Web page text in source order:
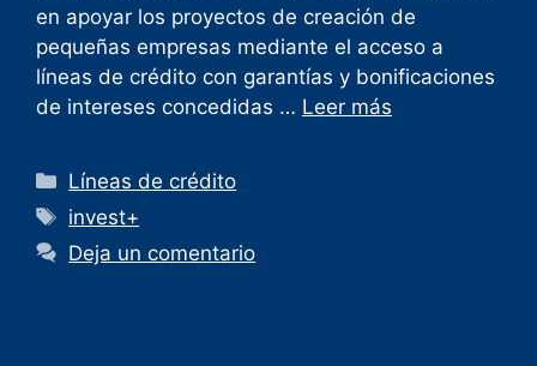
en apoyar los proyectos de creación de
pequeñas empresas mediante el acceso a
líneas de crédito con garantías y bonificaciones
de intereses concedidas … Leer más
Líneas de crédito
invest+
Deja un comentario